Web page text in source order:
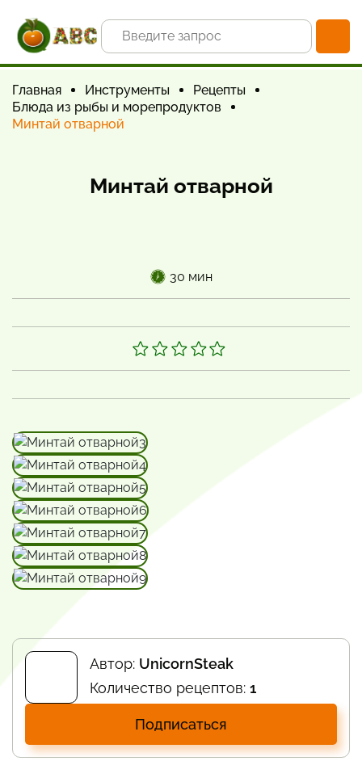
Главная Инструменты
Рецепты
Блюда из рыбы и морепродуктов
Минтай отварной
Минтай отварной
30 мин
Автор: UnicornSteak
Количество рецептов: 1
Подписаться